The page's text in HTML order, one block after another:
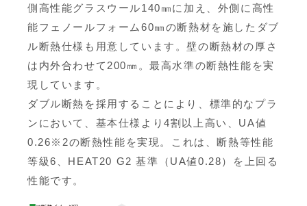
側高性能グラスウール140㎜に加え、外側に高性
能フェノールフォーム60㎜の断熱材を施したダブ
ル断熱仕様も用意しています。壁の断熱材の厚さ
は内外合わせて200㎜。最高水準の断熱性能を実
現しています。
ダブル断熱を採用することにより、標準的なプラ
ンにおいて、基本仕様より4割以上高い、UA値
0.26※2の断熱性能を実現。これは、断熱等性能
等級6、HEAT20 G2 基準（UA値0.28）を上回る
性能です。